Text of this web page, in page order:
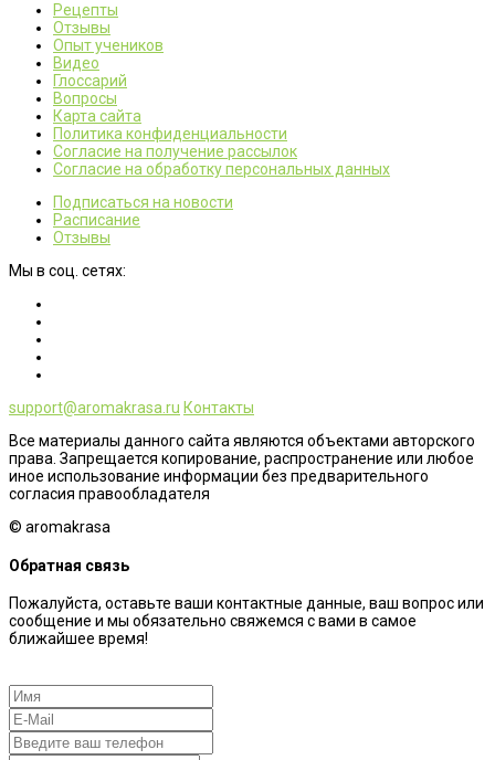
Рецепты
Отзывы
Опыт учеников
Видео
Глоссарий
Вопросы
Карта сайта
Политика конфиденциальности
Согласие на получение рассылок
Согласие на обработку персональных данных
Подписаться на новости
Расписание
Отзывы
Мы в соц. сетях:
support@aromakrasa.ru Контакты
Все материалы данного сайта являются объектами авторского
права. Запрещается копирование, распространение или любое
иное использование информации без предварительного
согласия правообладателя
© aromakrasa
Обратная связь
Пожалуйста, оставьте ваши контактные данные, ваш вопрос или
сообщение и мы обязательно свяжемся с вами в самое
ближайшее время!